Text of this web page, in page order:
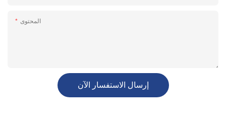
المحتوى
إرسال الاستفسار الآن